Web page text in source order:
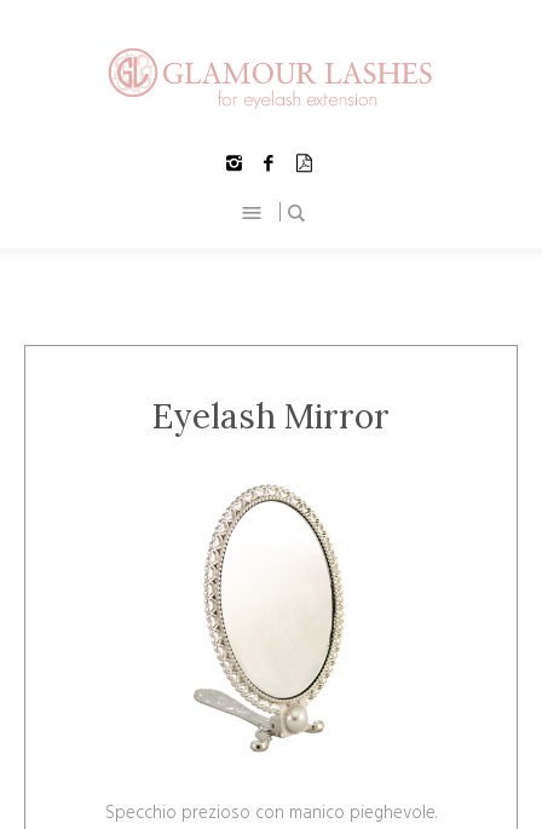
Eyelash Mirror
Specchio prezioso con manico pieghevole.